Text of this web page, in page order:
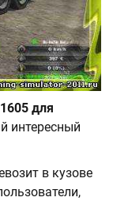
для
интересный
в кузове